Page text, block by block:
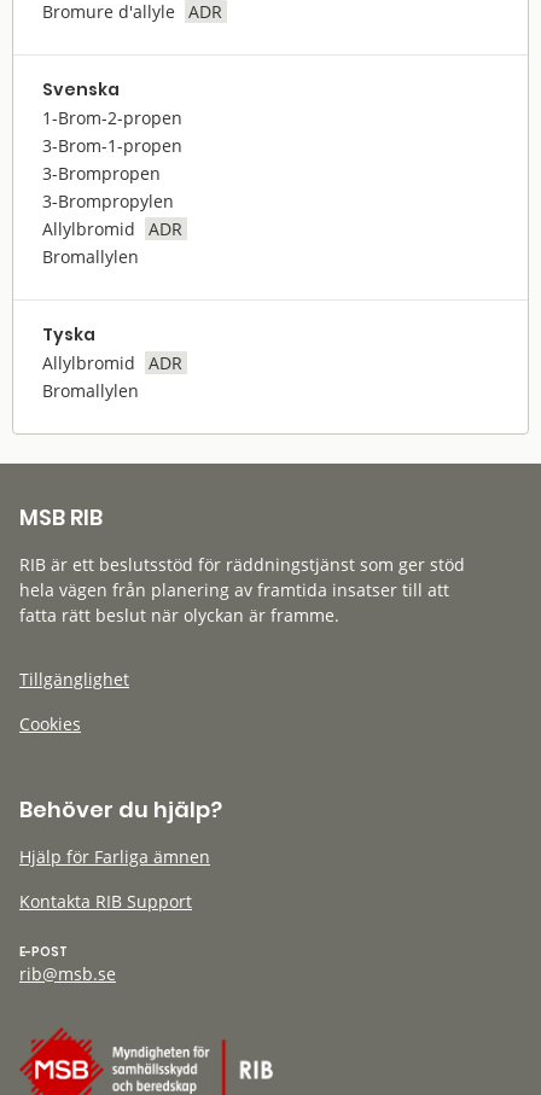
Bromure d'allyle
ADR
Svenska
1-Brom-2-propen
3-Brom-1-propen
3-Brompropen
3-Brompropylen
Allylbromid
ADR
Bromallylen
Tyska
Allylbromid
ADR
Bromallylen
MSB RIB
RIB är ett beslutsstöd för räddningstjänst som ger stöd
hela vägen från planering av framtida insatser till att
fatta rätt beslut när olyckan är framme.
Tillgänglighet
Cookies
Behöver du hjälp?
Hjälp för Farliga ämnen
Kontakta RIB Support
E-POST
rib@msb.se